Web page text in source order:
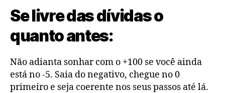
Se livre das dívidas o
quanto antes:
Não adianta sonhar com o +100 se você ainda
está no -5. Saia do negativo, chegue no 0
primeiro e seja coerente nos seus passos até lá.